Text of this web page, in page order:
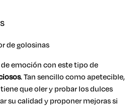
emoción con este tipo de
. Tan sencillo como apetecible,
que oler y probar los dulces
su calidad y proponer mejoras si